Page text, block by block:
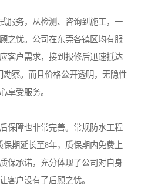
服务，从检测、咨询到施工，一
之忧。公司在东莞各镇区均有服
客户需求，接到报修后迅速抵达
勘察。而且价格公开透明，无隐性
享受服务。
保障也非常完善。常规防水工程
保期延长至8年，质保期内免费上
保承诺，充分体现了公司对自身
客户没有了后顾之忧。